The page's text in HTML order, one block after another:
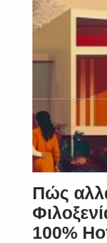
Πώς
100%